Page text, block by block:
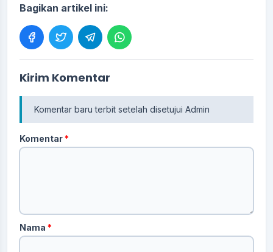
Bagikan artikel ini:
Kirim Komentar
Komentar baru terbit setelah disetujui Admin
Komentar*
Nama *